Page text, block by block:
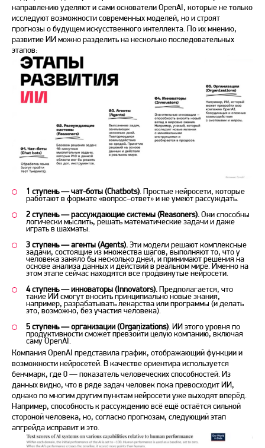
направлению уделяют и сами основатели OpenAI, которые не только
исследуют возможности современных моделей, но и строят
прогнозы о будущем искусственного интеллекта. По их мнению,
развитие ИИ можно разделить на несколько последовательных
этапов:
1 ступень—чат-боты (Chatbots) . Простые нейросети, которые
работают в формате «вопрос–ответ» и не умеют рассуждать.
2 ступень — рассуждающие системы (Reasoners).Они способны
логически мыслить, решать математические задачи и даже
играть в шахматы.
3 ступень — агенты (Agents).Эти модели решают комплексные
задачи, состоящие из множества шагов, выполняют то, что у
человека заняло бы несколько дней, и принимают решения на
основе анализа данных и действий в реальном мире. Именно на
этом этапе сейчас находятся все продвинутые нейросети.
4 ступень — инноваторы (Innovators).Предполагается, что
такие ИИ смогут вносить принципиально новые знания,
например, разрабатывать лекарства или программы (и делать
это, возможно, без участия человека).
5 ступень —организации (Organizations) . ИИ этого уровня по
продуктивности сможет превзойти целую компанию, включая
саму OpenAI.
Компания OpenAI представила график, отображающий функции и
возможности нейросетей. В качестве ориентира используется
бенчмарк, где 0 — показатель человеческих способностей. Из
данных видно, что в ряде задач человек пока превосходит ИИ,
однако по многим другим пунктам нейросети уже выходят вперёд.
Например, способность к рассуждению всё ещё остаётся сильной
стороной человека, но, согласно прогнозам, следующий этап
апгрейда исправит и это.